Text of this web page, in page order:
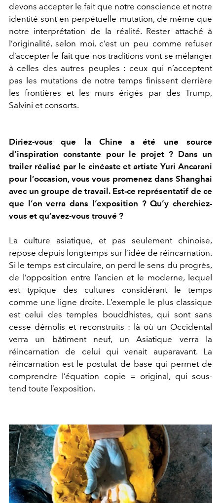
devons accepter le fait que notre conscience et notre
identité sont en perpétuelle mutation, de même que
notre interprétation de la réalité. Rester attaché à
l’originalité, selon moi, c’est un peu comme refuser
d’accepter le fait que nos traditions vont se mélanger
à celles des autres peuples : ceux qui n’acceptent
pas les mutations de notre temps finissent derrière
les frontières et les murs érigés par des Trump,
Salvini et consorts.
Diriez-vous que la Chine a été une source
d’inspiration constante pour le projet ? Dans un
trailer réalisé par le cinéaste et artiste Yuri Ancarani
pour l’occasion, vous vous promenez dans Shanghai
avec un groupe de travail. Est-ce représentatif de ce
que l’on verra dans l’exposition ? Qu’y cherchiez-
vous et qu’avez-vous trouvé ?
La culture asiatique, et pas seulement chinoise,
repose depuis longtemps sur l’idée de réincarnation.
Si le temps est circulaire, on perd le sens du progrès,
de l’opposition entre l’ancien et le moderne, lequel
est typique des cultures considérant le temps
comme une ligne droite. L’exemple le plus classique
est celui des temples bouddhistes, qui sont sans
cesse démolis et reconstruits : là où un Occidental
verra un bâtiment neuf, un Asiatique verra la
réincarnation de celui qui venait auparavant. La
réincarnation est le postulat de base qui permet de
comprendre l’équation copie = original, qui sous-
tend toute l’exposition.